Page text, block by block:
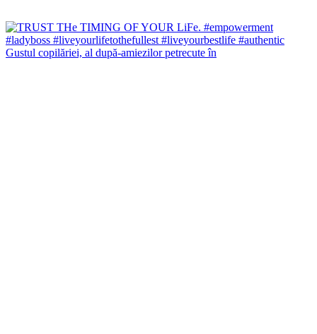
Gustul copilăriei, al după-amiezilor petrecute în